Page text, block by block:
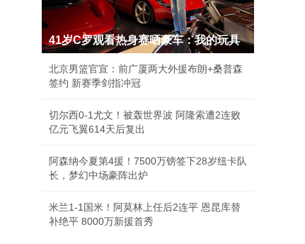
41岁C罗观看热身赛晒豪车：我的玩具
北京男篮官宣：前广厦两大外援布朗+桑普森
签约 新赛季剑指冲冠
切尔西0-1尤文！被轰世界波 阿隆索遭2连败
亿元飞翼614天后复出
阿森纳今夏第4援！7500万镑签下28岁纽卡队
长，梦幻中场豪阵出炉
米兰1-1国米！阿莫林上任后2连平 恩昆库替
补绝平 8000万新援首秀